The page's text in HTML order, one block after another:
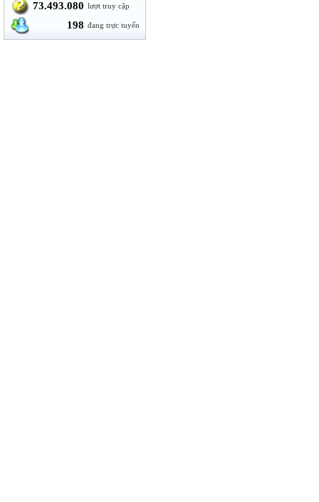
73.493.080 lượt truy cập
198 đang trực tuyến